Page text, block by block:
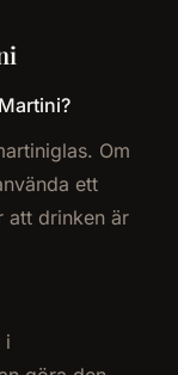
Om
ett
att drinken är
i